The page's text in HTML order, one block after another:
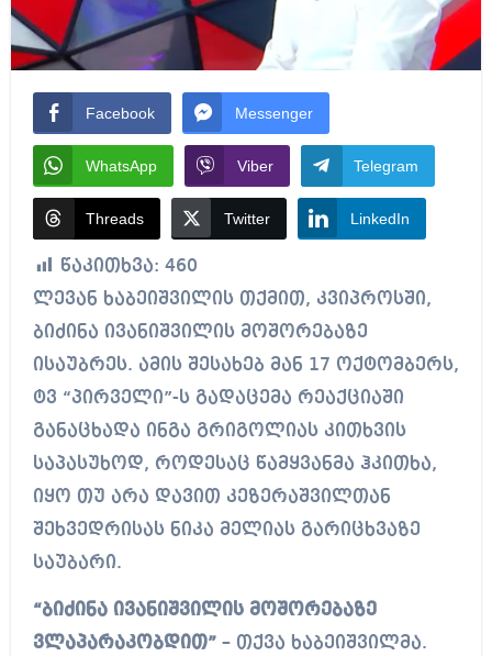
Facebook Messenger
WhatsApp Viber Telegram
Threads Twitter LinkedIn
წაკითხვა: 460
ლევან ხაბეიშვილის თქმით, კვიპროსში,
ბიძინა ივანიშვილის მოშორებაზე
ისაუბრეს. ამის შესახებ მან 17 ოქტომბერს,
ტვ “პირველი”-ს გადაცემა რეაქციაში
განაცხადა ინგა გრიგოლიას კითხვის
საპასუხოდ, როდესაც წამყვანმა ჰკითხა,
იყო თუ არა დავით კეზერაშვილთან
შეხვედრისას ნიკა მელიას გარიცხვაზე
საუბარი.
“ბიძინა ივანიშვილის მოშორებაზე
ვლაპარაკობდით”– თქვა ხაბეიშვილმა.